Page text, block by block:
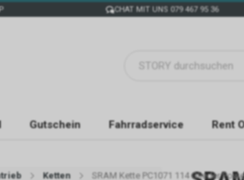
CHAT MIT UNS 079 467 95 36
Gutschein Fahrradservice Rent
Ketten SRAM Kette PC1071 114 Glieder